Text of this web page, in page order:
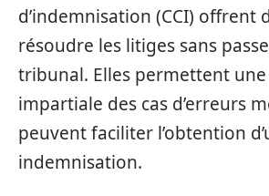
d’indemnisation (CCI) offrent
résoudre les litiges sans
tribunal. Elles permettent
impartiale des cas d’erreurs
peuvent faciliter l’obtention
indemnisation.